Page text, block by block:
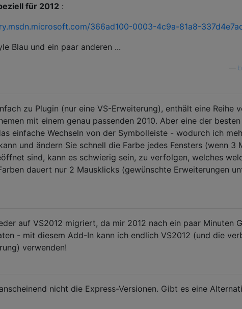
für 2012 :
366ad100-0003-4c9a-81a8-
Blau und ein paar anderen ...
zu Plugin (nur eine VS-Erweiterung), enthält eine Reihe
mit einem genau passenden 2010. Aber eine der besten
einfache Wechseln von der Symbolleiste - wodurch ich
und ändern Sie schnell die Farbe jedes Fensters (wenn 3
sind, kann es schwierig sein, zu verfolgen, welches
dauert nur 2 Mausklicks (gewünschte Erweiterungen
auf VS2012 migriert, da mir 2012 nach ein paar Minuten
- mit diesem Add-In kann ich endlich VS2012 (und die
verwenden!
nicht die Express-Versionen. Gibt es eine